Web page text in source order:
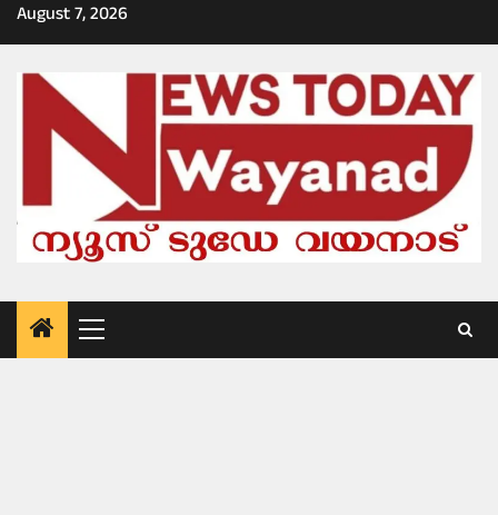
Skip
to
August 7, 2026
Primary
Menu